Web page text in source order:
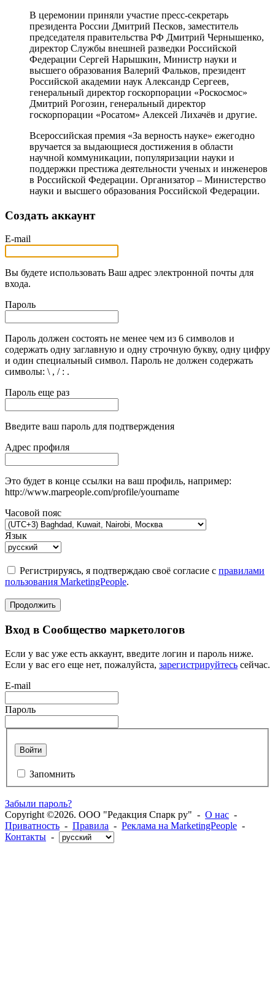
В церемонии приняли участие пресс-секретарь
президента России Дмитрий Песков, заместитель
председателя правительства РФ Дмитрий Чернышенко,
директор Службы внешней разведки Российской
Федерации Сергей Нарышкин, Министр науки и
высшего образования Валерий Фальков, президент
Российской академии наук Александр Сергеев,
генеральный директор госкорпорации «Роскосмос»
Дмитрий Рогозин, генеральный директор
госкорпорации «Росатом» Алексей Лихачёв и другие.
Всероссийская премия «За верность науке» ежегодно
вручается за выдающиеся достижения в области
научной коммуникации, популяризации науки и
поддержки престижа деятельности ученых и инженеров
в Российской Федерации. Организатор – Министерство
науки и высшего образования Российской Федерации.
Создать аккаунт
E-mail
Вы будете использовать Ваш адрес электронной почты для
входа.
Пароль
Пароль должен состоять не менее чем из 6 символов и
содержать одну заглавную и одну строчную букву, одну цифру
и один специальный символ. Пароль не должен содержать
символы: \ , / : .
Пароль еще раз
Введите ваш пароль для подтверждения
Адрес профиля
Это будет в конце ссылки на ваш профиль, например:
http://www.marpeople.com/profile/yourname
Часовой пояс
Язык
Регистрируясь, я подтверждаю своё согласие с правилами
пользования MarketingPeople.
Продолжить
Вход в Сообщество маркетологов
Если у вас уже есть аккаунт, введите логин и пароль ниже.
Если у вас его еще нет, пожалуйста, зарегистрируйтесь сейчас.
E-mail
Пароль
Войти
Запомнить
Забыли пароль?
Copyright ©2026. ООО "Редакция Спарк ру" - О нас -
Приватность - Правила - Реклама на MarketingPeople -
Контакты -